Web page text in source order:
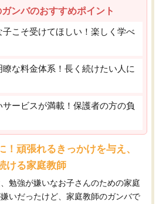
ンバのおすすめポイント
子こそ受けてほしい！楽しく学べ
瞭な料金体系！長く続けたい人に
ービスが満載！保護者の方の負
！頑張れるきっかけを与え、
ける家庭教師
勉強が嫌いなお子さんのための家庭
いだったけど、家庭教師のガンバで